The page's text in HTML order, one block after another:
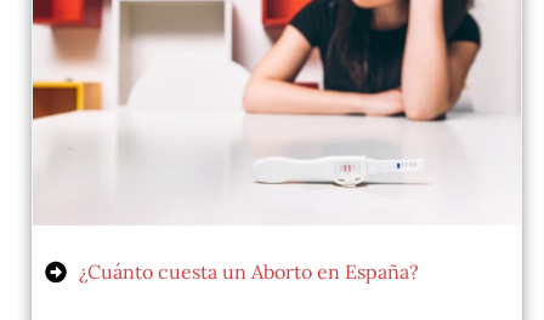
¿Cuánto cuesta un Aborto en España?